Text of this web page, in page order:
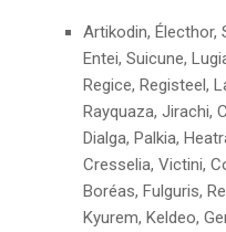
Artikodin, Électhor,
Entei, Suicune,
Regice, Registeel,
Rayquaza, Jirachi,
Dialga, Palkia,
Cresselia, Victini,
Boréas, Fulguris,
Kyurem, Keldeo,